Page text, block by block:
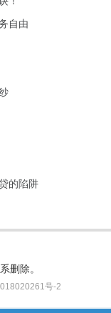
自由
的陷阱
删除。
号-2